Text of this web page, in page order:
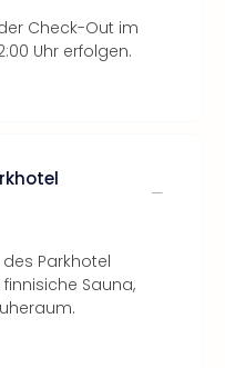
Check-Out im
Uhr erfolgen.
Parkhotel
Sauna,